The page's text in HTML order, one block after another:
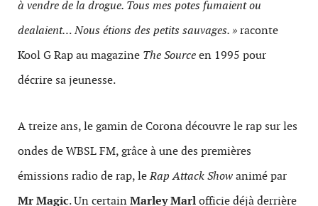
à vendre de la drogue. Tous mes potes fumaient ou
dealaient… Nous étions des petits sauvages. »raconte
Kool G Rap au magazine The Sourceen 1995 pour
décrire sa jeunesse.
A treize ans, le gamin de Corona découvre le rap sur les
ondes de WBSL FM, grâce à une des premières
émissions radio de rap, leRap Attack Showanimé par
Mr Magic. Un certainMarley Marlofficie déjà derrière